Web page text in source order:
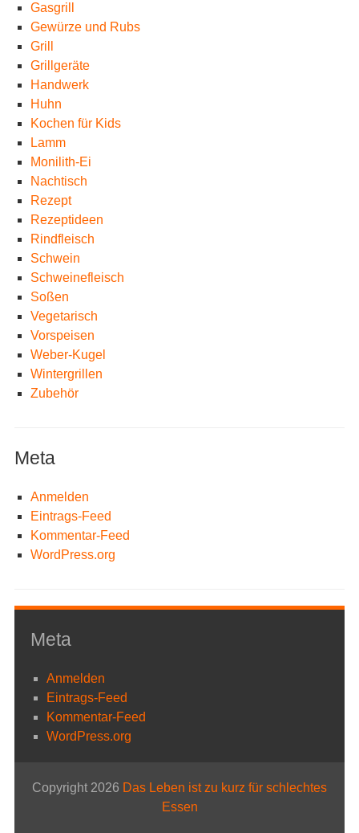
Gasgrill
Gewürze und Rubs
Grill
Grillgeräte
Handwerk
Huhn
Kochen für Kids
Lamm
Monilith-Ei
Nachtisch
Rezept
Rezeptideen
Rindfleisch
Schwein
Schweinefleisch
Soßen
Vegetarisch
Vorspeisen
Weber-Kugel
Wintergrillen
Zubehör
Meta
Anmelden
Eintrags-Feed
Kommentar-Feed
WordPress.org
Meta
Anmelden
Eintrags-Feed
Kommentar-Feed
WordPress.org
Copyright 2026 Das Leben ist zu kurz für schlechtes
Essen